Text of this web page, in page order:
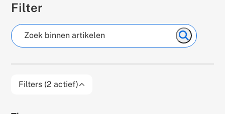
Filter
Zoeken
Zoeken
Filters (2 actief)